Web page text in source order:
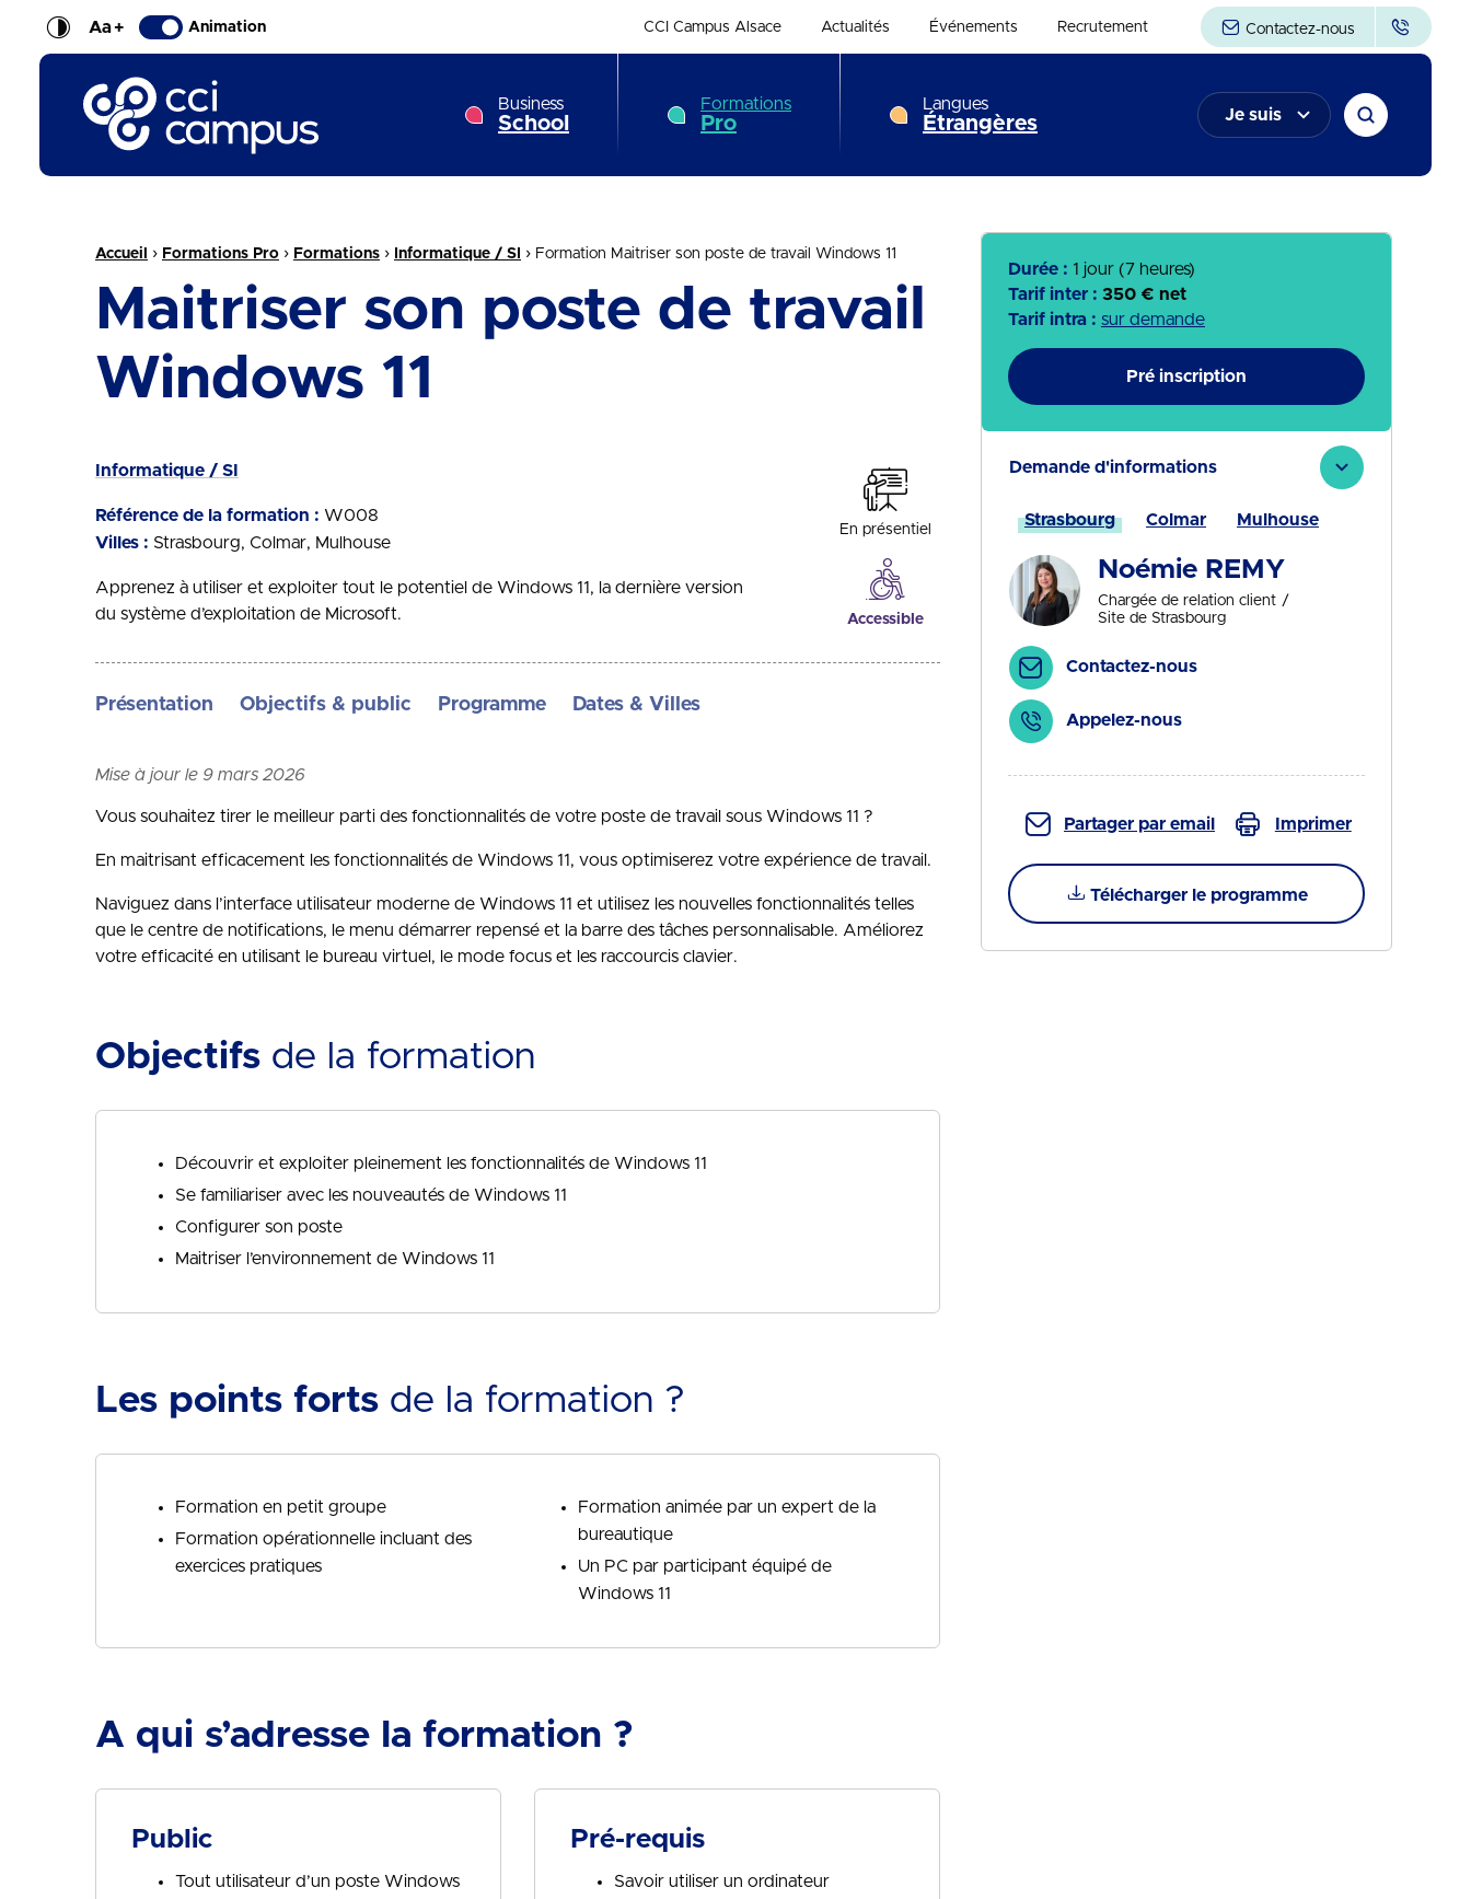
Aa+ Animation CCI Campus Alsace Actualités Événements Recrutement Contactez-nous
CCI Campus La formation qui vous ressemble
Business
School
Formations
Pro
Langues
Étrangères Je suis
Fil d'Ariane :
Accueil › Formations Pro › Formations › Informatique / SI › Formation Maitriser son poste de travail Windows 11
Maitriser son poste de travail
Windows 11
Informatique / SI
Référence de la formation : W008
Villes : Strasbourg Colmar Mulhouse
Apprenez à utiliser et exploiter tout le potentiel de Windows 11, la dernière version
du système d’exploitation de Microsoft.
En présentiel
Accessible
Présentation Objectifs & public Programme Dates & Villes
Durée : 1 jour (7 heures)
Tarif inter : 350 € net
Tarif intra : sur demande
Pré inscription
Demande d'informations
Strasbourg Colmar Mulhouse
Noémie REMY
Chargée de relation client
Site de Strasbourg
Contactez-nous
Appelez-nous
Partager par email Imprimer
Télécharger le programme
Mise à jour le 9 mars 2026
Vous souhaitez tirer le meilleur parti des fonctionnalités de votre poste de travail sous Windows 11 ?
En maitrisant efficacement les fonctionnalités de Windows 11, vous optimiserez votre expérience de travail.
Naviguez dans l’interface utilisateur moderne de Windows 11 et utilisez les nouvelles fonctionnalités telles
que le centre de notifications, le menu démarrer repensé et la barre des tâches personnalisable. Améliorez
votre efficacité en utilisant le bureau virtuel, le mode focus et les raccourcis clavier.
Objectifs de la formation
Découvrir et exploiter pleinement les fonctionnalités de Windows 11
Se familiariser avec les nouveautés de Windows 11
Configurer son poste
Maitriser l’environnement de Windows 11
Les points forts de la formation ?
Formation en petit groupe
Formation opérationnelle incluant des
exercices pratiques
Formation animée par un expert de la
bureautique
Un PC par participant équipé de
Windows 11
A qui s’adresse la formation ?
Public
Tout utilisateur d’un poste Windows
Pré-requis
Savoir utiliser un ordinateur